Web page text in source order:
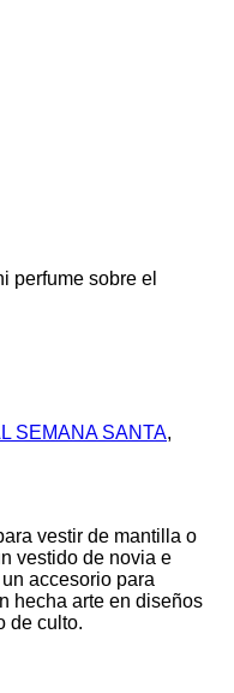
perfume sobre el
SEMANA SANTA,
vestir de mantilla o
vestido de novia e
accesorio para
hecha arte en diseños
de culto.